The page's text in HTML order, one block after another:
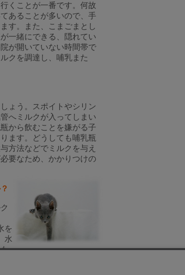
くことが一番です。何故
あることが多いので、手
す。また、こまごまとし
一緒にできる、隠れてい
が開いていない時間帯で
クを調達し、哺乳また
ょう。スポイトやシリン
へミルクが入ってしまい
から飲むことを嫌がる子
ます。どうしても哺乳瓶
方法などでミルクを与え
要なため、かかりつけの
を
水